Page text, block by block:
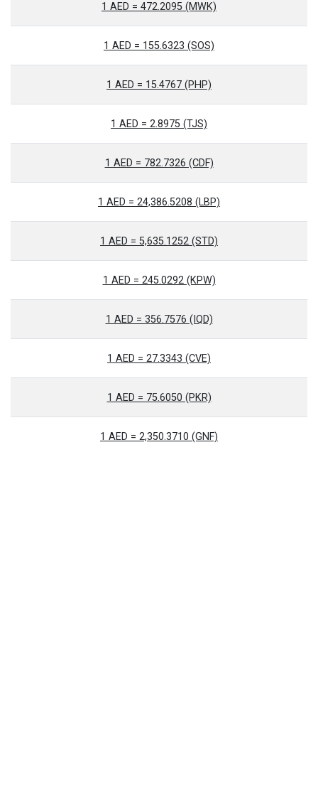
1 AED = 472.2095 (MWK)
1 AED = 155.6323 (SOS)
1 AED = 15.4767 (PHP)
1 AED = 2.8975 (TJS)
1 AED = 782.7326 (CDF)
1 AED = 24,386.5208 (LBP)
1 AED = 5,635.1252 (STD)
1 AED = 245.0292 (KPW)
1 AED = 356.7576 (IQD)
1 AED = 27.3343 (CVE)
1 AED = 75.6050 (PKR)
1 AED = 2,350.3710 (GNF)